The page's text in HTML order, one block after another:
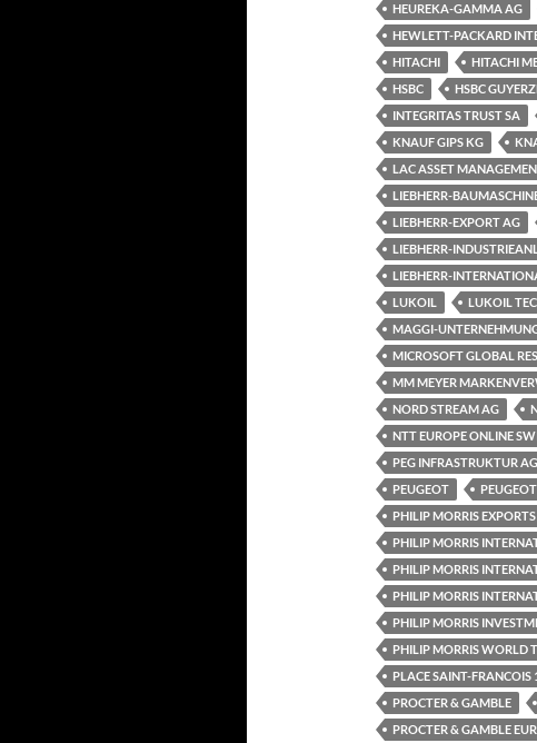
HEUREKA-GAMMA AG
HEWLETT-PACKARD
HITACHI
HITACHI
HSBC
HSBC
INTEGRITAS TRUST SA
KNAUF GIPS KG
LAC ASSET
LIEBHERR-
LIEBHERR-EXPORT AG
LIEBHERR-
LIEBHERR-
LUKOIL
LUKOIL
MAGGI-
MICROSOFT GLOBAL
MM MEYER
NORD STREAM AG
NTT EUROPE ONLINE
PEG INFRASTRUKTUR AG
PEUGEOT
PHILIP MORRIS
PHILIP MORRIS
PHILIP MORRIS
PHILIP MORRIS
PHILIP MORRIS
PHILIP MORRIS WORLD
PLACE SAINT-FRANCOIS
PROCTER & GAMBLE
PROCTER & GAMBLE